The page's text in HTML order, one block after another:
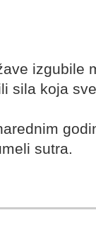
izgubile
sila koja
sutra.